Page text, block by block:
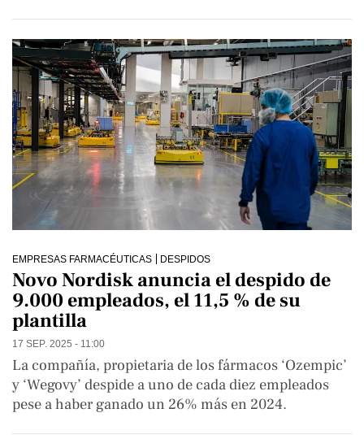
EMPRESAS FARMACÉUTICAS DESPIDOS
Novo Nordisk anuncia el despido de
9.000 empleados, el 11,5 % de su
plantilla
17 SEP. 2025 - 11:00
La compañía, propietaria de los fármacos ‘Ozempic’
y ‘Wegovy’ despide a uno de cada diez empleados
pese a haber ganado un 26% más en 2024.